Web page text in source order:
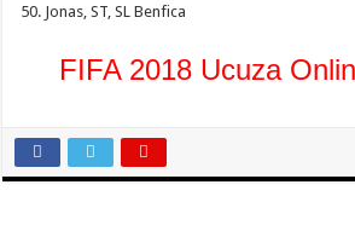
Jonas, ST, SL Benfica
FIFA 2018 Ucuza